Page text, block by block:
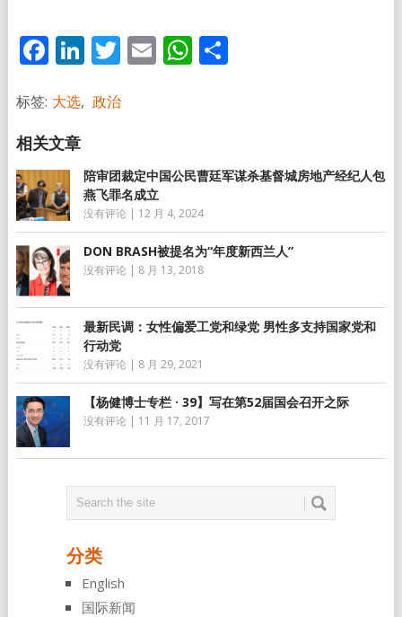
Facebook
LinkedIn
Twitter
EmailWhatsApp
分
标签: 大选, 政治
陪审团裁定中国公民曹廷军谋杀基督城房地产经纪人包
燕飞罪名成立
没有评论 | 12 月 4, 2024
DON BRASH被提名为“年度新西兰人”
没有评论 | 8 月 13, 2018
最新民调：女性偏爱工党和绿党 男性多支持国家党和
行动党
没有评论 | 8 月 29, 2021
【杨健博士专栏 · 39】写在第52届国会召开之际
没有评论 | 11 月 17, 2017
分类
English
国际新闻